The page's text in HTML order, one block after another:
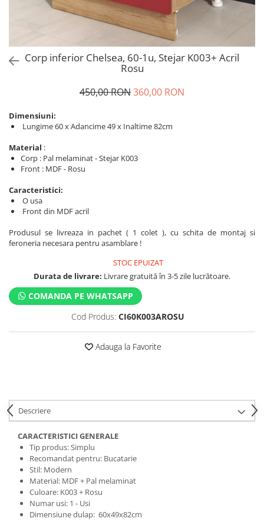
Corp inferior Chelsea, 60-1u, Stejar K003+ Acril
Rosu
450,00 RON360,00 RON
Dimensiuni:
Lungime 60 x Adancime 49 x Inaltime 82cm
Material :
Corp : Pal melaminat - Stejar K003
Front : MDF - Rosu
Caracteristici:
O usa
Front din MDF acril
Produsul se livreaza in pachet ( 1 colet ), cu schita de montaj si
feroneria necesara pentru asamblare !
STOC EPUIZAT
Durata de livrare: Livrare gratuită în 3-5 zile lucrătoare.
COMANDA PE WHATSAPP
Cod Produs: CI60K003AROSU
Adauga la Favorite
Descriere
CARACTERISTICI GENERALE
Tip produs: Simplu
Recomandat pentru: Bucatarie
Stil: Modern
Material: MDF + Pal melaminat
Culoare: K003 + Rosu
Numar usi: 1 - Usi
Dimensiune dulap: 60x49x82cm